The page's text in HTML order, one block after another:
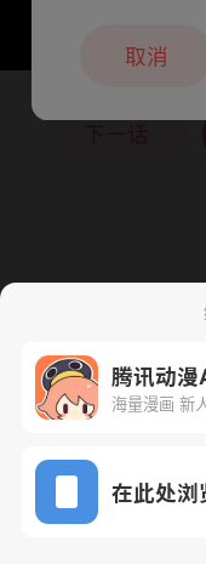
腾讯动
海量漫画 新
在此处浏
本章节仅
取消